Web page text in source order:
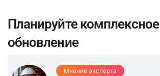
Планируйте комплексное
обновление
Мнение эксперта